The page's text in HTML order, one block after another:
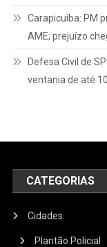
Carapicuíba: PM
AME; prejuízo
Defesa Civil de
ventania de até
CATEGORIAS
Cidades
Plantão Policial